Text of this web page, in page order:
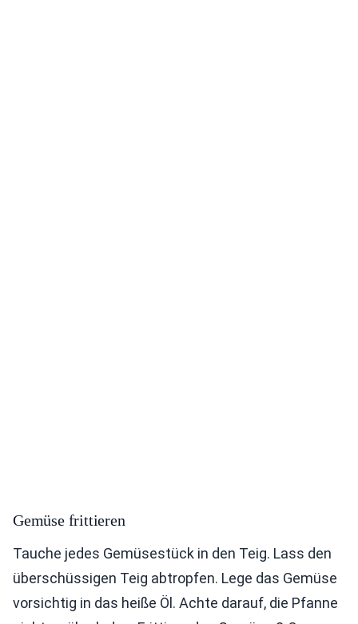
Gemüse frittieren
Tauche jedes Gemüsestück in den Teig. Lass den
überschüssigen Teig abtropfen. Lege das Gemüse
vorsichtig in das heiße Öl. Achte darauf, die Pfanne